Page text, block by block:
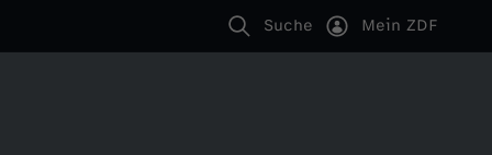
Suche Mein ZDF